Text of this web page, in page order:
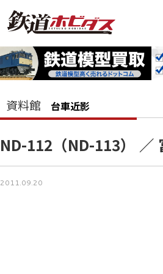
資料館 台車近影
ND-112（ND-113） ／
2011.09.20